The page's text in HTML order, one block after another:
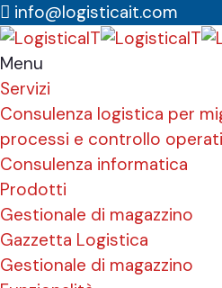
info@logisticait.com
Menu
Servizi
Consulenza logistica per
processi e controllo
Consulenza informatica
Prodotti
Gestionale di magazzino
Gazzetta Logistica
Gestionale di magazzino